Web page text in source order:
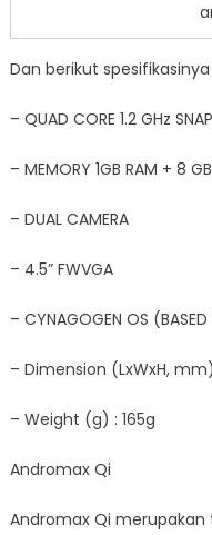
Dan berikut spesifikasinya
– QUAD CORE 1.2 GHz
– MEMORY 1GB RAM + 8
– DUAL CAMERA
– 4.5” FWVGA
– CYNAGOGEN OS
– Dimension (LxWxH,
– Weight (g) : 165g
Andromax Qi
Andromax Qi